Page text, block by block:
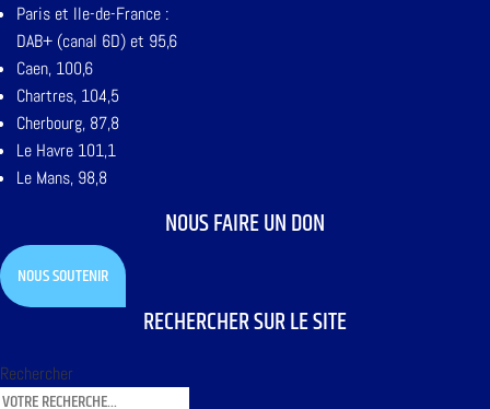
Paris et Ile-de-France :
DAB+ (canal 6D) et 95,6
Caen, 100,6
Chartres, 104,5
Cherbourg, 87,8
Le Havre 101,1
Le Mans, 98,8
NOUS FAIRE UN DON
NOUS SOUTENIR
RECHERCHER SUR LE SITE
Rechercher